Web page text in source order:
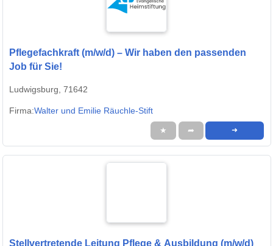
Pflegefachkraft (m/w/d) – Wir haben den passenden
Job für Sie!
Ludwigsburg, 71642
Firma:Walter und Emilie Räuchle-Stift
★ ➦ ➜
Stellvertretende Leitung Pflege & Ausbildung (m/w/d)